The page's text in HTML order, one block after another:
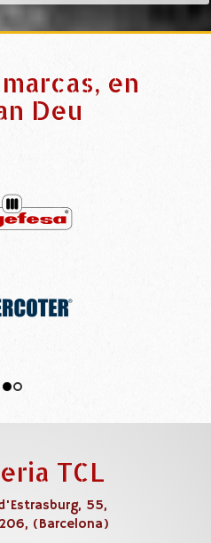
en
Deu
TCL
55,
, (Barcelona)